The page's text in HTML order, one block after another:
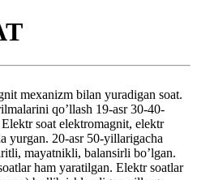
mexanizm bilan yuradigan soat.
qo’llash 19-asr 30-40-
soat elektromagnit, elektr
yurgan. 20-asr 50-yillarigacha
mayatnikli, balansirli bo’lgan.
ham yaratilgan. Elektr soatlar